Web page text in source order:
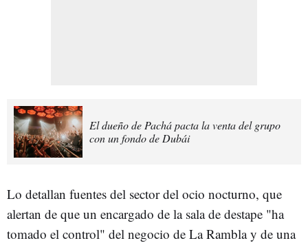
El dueño de Pachá pacta la venta del grupo
con un fondo de Dubái
Lo detallan fuentes del sector del ocio nocturno, que
alertan de que un encargado de la sala de destape "ha
tomado el control" del negocio de La Rambla y de una